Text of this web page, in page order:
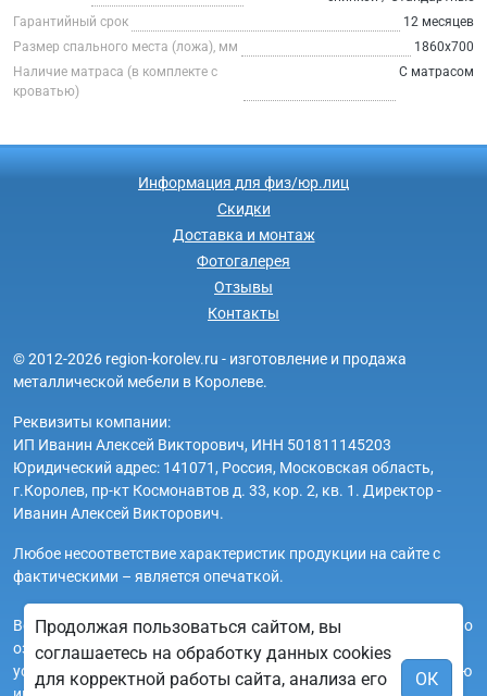
Гарантийный срок
12 месяцев
Размер спального места (ложа), мм
1860х700
Наличие матраса (в комплекте с
кроватью)
С матрасом
Информация для физ/юр.лиц
Скидки
Доставка и монтаж
Фотогалерея
Отзывы
Контакты
© 2012-2026 region-korolev.ru - изготовление и продажа
металлической мебели в Королеве.
Реквизиты компании:
ИП Иванин Алексей Викторович, ИНН 501811145203
Юридический адрес: 141071, Россия, Московская область,
г.Королев, пр-кт Космонавтов д. 33, кор. 2, кв. 1. Директор -
Иванин Алексей Викторович.
Любое несоответствие характеристик продукции на сайте с
фактическими – является опечаткой.
Вся информация на сайте region-korolev.ru носит исключительно
ознакомительный и справочный характер и ни при каких
условиях не является публичной офертой. Всю дополнительную
Продолжая пользоваться сайтом, вы
соглашаетесь на обработку данных cookies
для корректной работы сайта, анализа его
ОК